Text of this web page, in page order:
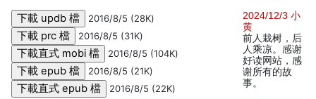
2016/8/5 (28K)
2016/8/5 (31K)
2016/8/5 (104K)
2016/8/5 (21K)
2016/8/5 (22K)
2024/12/3 小
黄
前人栽树，后
人乘凉。感谢
好读网站，感
谢所有的故
事。